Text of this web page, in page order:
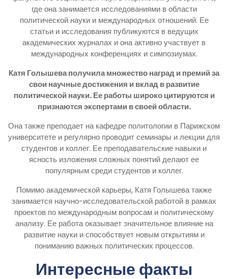
где она занимается исследованиями в области
политической науки и международных отношений. Ее
статьи и исследования публикуются в ведущих
академических журналах и она активно участвует в
международных конференциях и симпозиумах.
Катя Голышева получила множество наград и премий за
свои научные достижения и вклад в развитие
политической науки. Ее работы широко цитируются и
признаются экспертами в своей области.
Она также преподает на кафедре политологии в Парижском
университете и регулярно проводит семинары и лекции для
студентов и коллег. Ее преподавательские навыки и
ясность изложения сложных понятий делают ее
популярным среди студентов и коллег.
Помимо академической карьеры, Катя Голышева также
занимается научно-исследовательской работой в рамках
проектов по международным вопросам и политическому
анализу. Ее работа оказывает значительное влияние на
развитие науки и способствует новым открытиям и
пониманию важных политических процессов.
Интересные факты